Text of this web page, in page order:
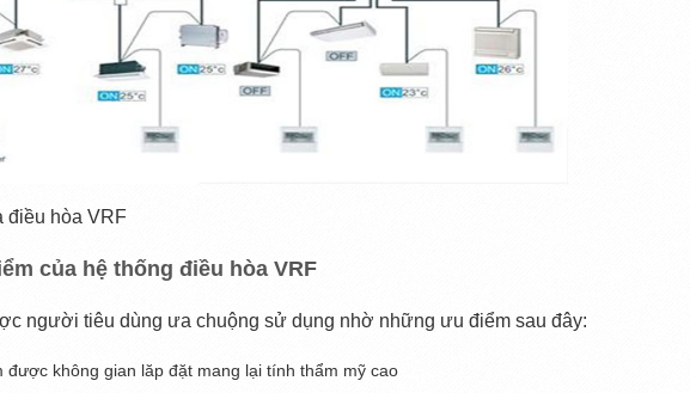
điều hòa VRF
của hệ thống điều hòa VRF
người tiêu dùng ưa chuộng sử dụng nhờ những ưu điểm sau đây:
được không gian lăp đặt mang lại tính thẩm mỹ cao